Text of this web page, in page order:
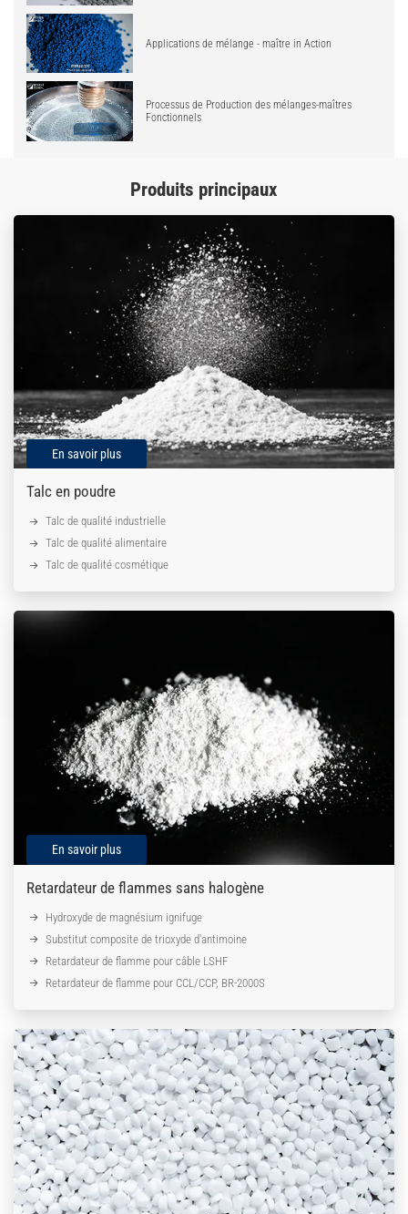
Applications de mélange - maître in Action
Processus de Production des mélanges-maîtres
Fonctionnels
Produits principaux
En savoir plus
Talc en poudre
Talc de qualité industrielle
Talc de qualité alimentaire
Talc de qualité cosmétique
En savoir plus
Retardateur de flammes sans halogène
Hydroxyde de magnésium ignifuge
Substitut composite de trioxyde d'antimoine
Retardateur de flamme pour câble LSHF
Retardateur de flamme pour CCL/CCP, BR-2000S